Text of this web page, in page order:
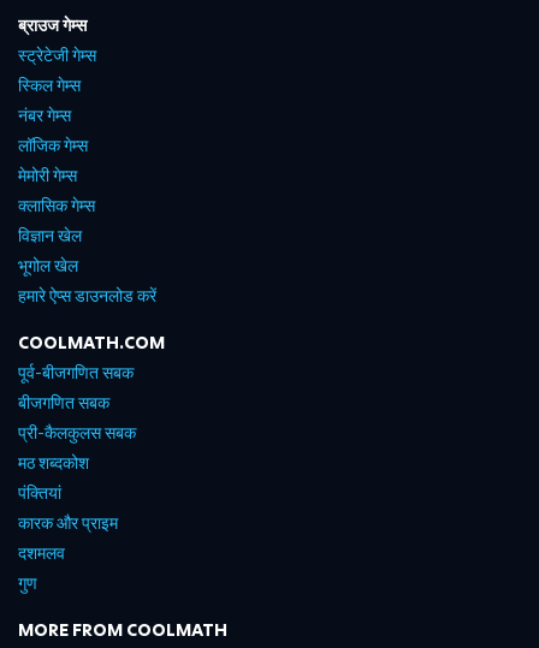
ब्राउज गेम्स
स्ट्रेटेजी गेम्स
स्किल गेम्स
नंबर गेम्स
लॉजिक गेम्स
मेमोरी गेम्स
क्लासिक गेम्स
विज्ञान खेल
भूगोल खेल
हमारे ऐप्स डाउनलोड करें
COOLMATH.COM
पूर्व-बीजगणित सबक
बीजगणित सबक
प्री-कैलकुलस सबक
मठ शब्दकोश
पंक्तियां
कारक और प्राइम
दशमलव
गुण
MORE FROM COOLMATH